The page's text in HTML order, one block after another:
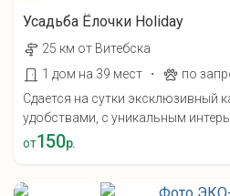
Усадьба Ёлочки Holiday
25 км от Витебска
1 дом на 39 мест
·
по
Сдается на сутки эксклюзивный
удобствами, с уникальным
от150р.